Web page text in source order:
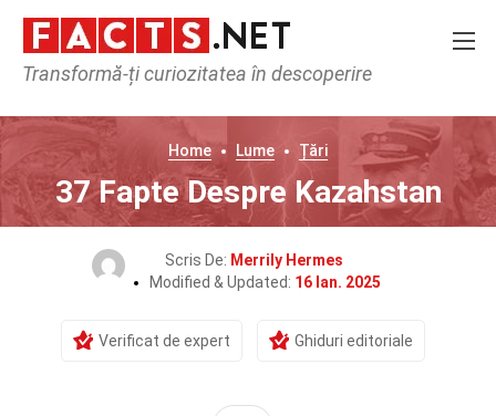
Transformă-ți curiozitatea în descoperire
Home Lume Țări
37 Fapte Despre Kazahstan
Scris De: Merrily Hermes
Modified & Updated: 16 Ian. 2025
Verificat de expert Ghiduri editoriale